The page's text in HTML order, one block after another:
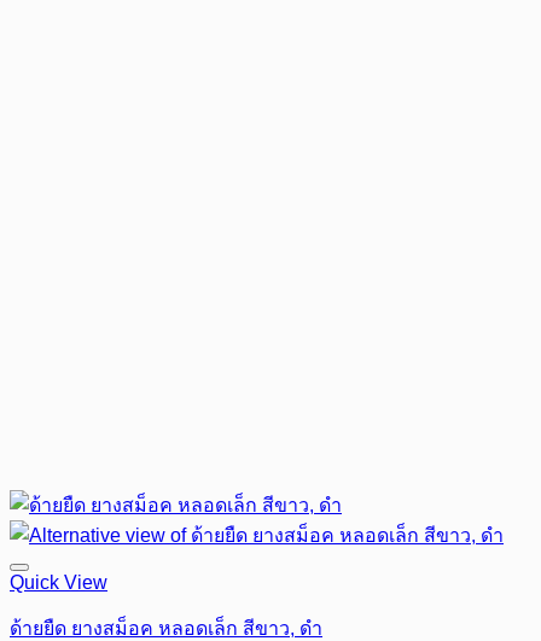
Quick View
ด้ายยืด ยางสม็อค หลอดเล็ก สีขาว, ดำ